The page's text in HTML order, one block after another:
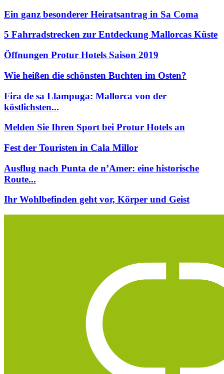
Ein ganz besonderer Heiratsantrag in Sa Coma
5 Fahrradstrecken zur Entdeckung Mallorcas Küste
Öffnungen Protur Hotels Saison 2019
Wie heißen die schönsten Buchten im Osten?
Fira de sa Llampuga: Mallorca von der
köstlichsten...
Melden Sie Ihren Sport bei Protur Hotels an
Fest der Touristen in Cala Millor
Ausflug nach Punta de n’Amer: eine historische
Route...
Ihr Wohlbefinden geht vor, Körper und Geist